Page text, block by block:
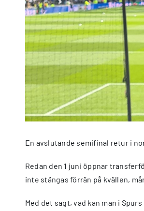
En avslutande semifinal retur i
Redan den 1 juni öppnar
inte stängas förrän på kvällen,
Med det sagt, vad kan man i